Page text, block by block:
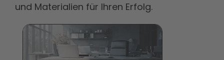
und Materialien für Ihren Erfolg.